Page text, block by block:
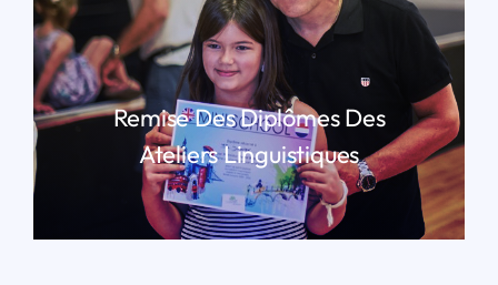
Remise Des Diplômes Des
Ateliers Linguistiques
LIRE PLUS